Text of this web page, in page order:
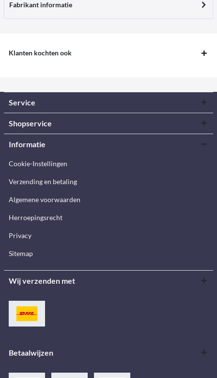
Fabrikant informatie
Klanten kochten ook
Service
Shopservice
Informatie
Cookie-Instellingen
Verzending en betaling
Algemene voorwaarden
Herroepingsrecht
Privacy
Sitemap
Wij verzenden met
Betaalwijzen